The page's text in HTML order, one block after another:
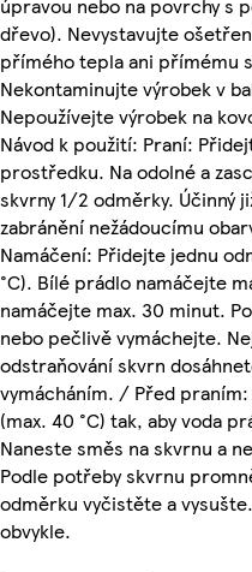
úpravou nebo na povrchy s
dřevo). Nevystavujte
přímého tepla ani přímému
Nekontaminujte výrobek v
Nepoužívejte výrobek na
Návod k použití: Praní:
prostředku. Na odolné a
skvrny 1/2 odměrky. Účinný
zabránění nežádoucímu
Namáčení: Přidejte jednu
°C). Bílé prádlo namáčejte
namáčejte max. 30 minut.
nebo pečlivě vymáchejte.
odstraňování skvrn
vymácháním. / Před
(max. 40 °C) tak, aby voda
Naneste směs na skvrnu a
Podle potřeby skvrnu
odměrku vyčistěte a
obvykle.